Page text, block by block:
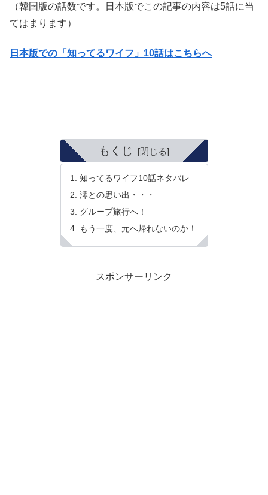
（韓国版の話数です。日本版でこの記事の内容は5話に当
てはまります）
日本版での「知ってるワイフ」10話はこちらへ
もくじ
知ってるワイフ10話ネタバレ
澪との思い出・・・
グループ旅行へ！
もう一度、元へ帰れないのか！
スポンサーリンク